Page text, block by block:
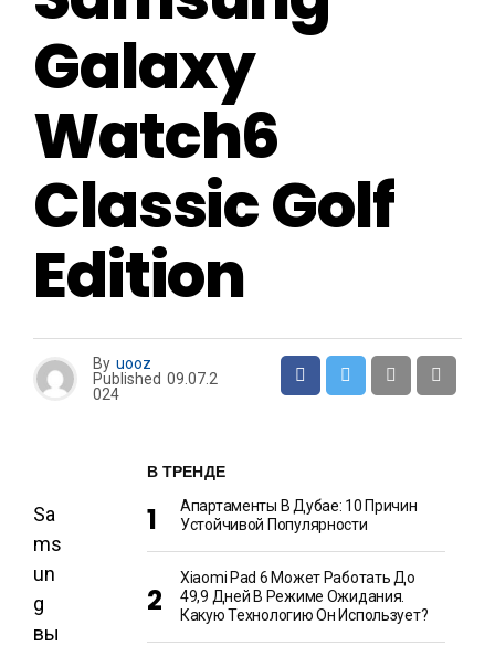
Galaxy
Watch6
Classic Golf
Edition
By uooz
Published 09.07.2
024
Sa
ms
un
g
вы
В ТРЕНДЕ
Апартаменты В Дубае: 10 Причин
Устойчивой Популярности
Xiaomi Pad 6 Может Работать До
49,9 Дней В Режиме Ожидания.
Какую Технологию Он Использует?